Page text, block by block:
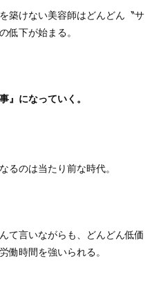
築けない美容師はどんどん〝サ
低下が始まる。
』になっていく。
るのは当たり前な時代。
て言いながらも、どんどん低価
働時間を強いられる。